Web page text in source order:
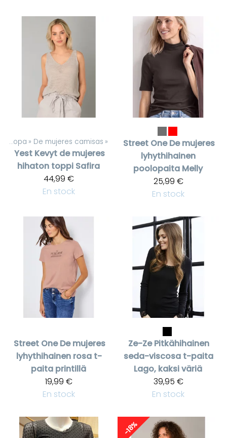
De mujeres ropa ‪» De mujeres camisas ‪»
Yest Kevyt de mujeres
hihaton toppi Safira
44,99 €
En stock
Street One De mujeres
lyhythihainen
poolopaita Melly
25,99 €
En stock
Street One De mujeres
lyhythihainen rosa t-
paita printillä
19,99 €
En stock
Ze-Ze Pitkähihainen
seda-viscosa t-paita
Lago, kaksi väriä
39,95 €
En stock
-18%